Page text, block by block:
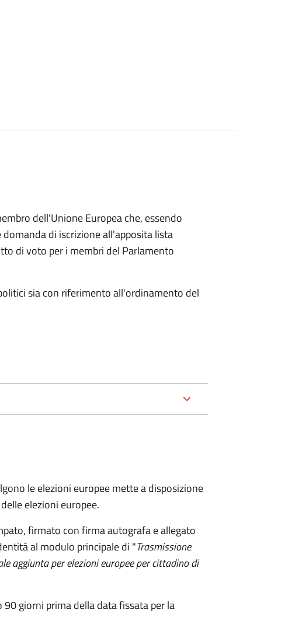
dell'Unione Europea che, essendo
di iscrizione all'apposita lista
di voto per i membri del Parlamento
sia con riferimento all'ordinamento del
le elezioni europee mette a disposizione
elezioni europee.
firmato con firma autografa e allegato
al modulo principale di "Trasmissione
aggiunta per elezioni europee per cittadino di
giorni prima della data fissata per la